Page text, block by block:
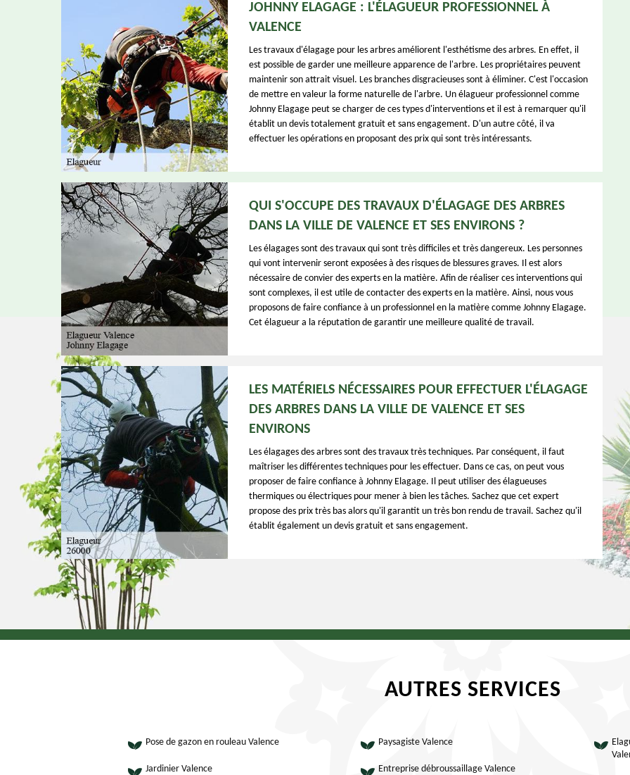
JOHNNY ELAGAGE : L'ÉLAGUEUR PROFESSIONNEL À
VALENCE
Les travaux d'élagage pour les arbres améliorent l'esthétisme des arbres. En effet, il
est possible de garder une meilleure apparence de l'arbre. Les propriétaires peuvent
maintenir son attrait visuel. Les branches disgracieuses sont à éliminer. C'est l'occasion
de mettre en valeur la forme naturelle de l'arbre. Un élagueur professionnel comme
Johnny Elagage peut se charger de ces types d'interventions et il est à remarquer qu'il
établit un devis totalement gratuit et sans engagement. D'un autre côté, il va
effectuer les opérations en proposant des prix qui sont très intéressants.
QUI S'OCCUPE DES TRAVAUX D'ÉLAGAGE DES ARBRES
DANS LA VILLE DE VALENCE ET SES ENVIRONS ?
Les élagages sont des travaux qui sont très difficiles et très dangereux. Les personnes
qui vont intervenir seront exposées à des risques de blessures graves. Il est alors
nécessaire de convier des experts en la matière. Afin de réaliser ces interventions qui
sont complexes, il est utile de contacter des experts en la matière. Ainsi, nous vous
proposons de faire confiance à un professionnel en la matière comme Johnny Elagage.
Cet élagueur a la réputation de garantir une meilleure qualité de travail.
LES MATÉRIELS NÉCESSAIRES POUR EFFECTUER L'ÉLAGAGE
DES ARBRES DANS LA VILLE DE VALENCE ET SES
ENVIRONS
Les élagages des arbres sont des travaux très techniques. Par conséquent, il faut
maîtriser les différentes techniques pour les effectuer. Dans ce cas, on peut vous
proposer de faire confiance à Johnny Elagage. Il peut utiliser des élagueuses
thermiques ou électriques pour mener à bien les tâches. Sachez que cet expert
propose des prix très bas alors qu'il garantit un très bon rendu de travail. Sachez qu'il
établit également un devis gratuit et sans engagement.
AUTRES SERVICES
Pose de gazon en rouleau Valence
Jardinier Valence
Paysagiste Valence
Entreprise débroussaillage Valence